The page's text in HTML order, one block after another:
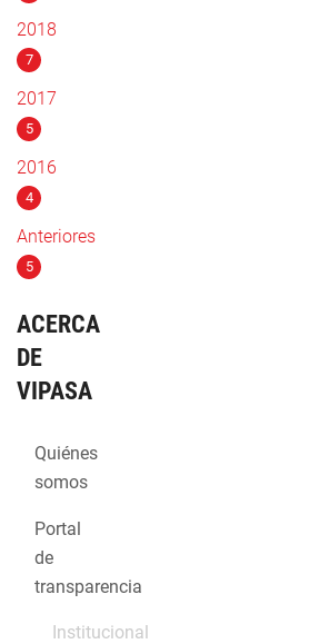
2018
7
2017
5
2016
4
Anteriores
5
ACERCA
DE
VIPASA
Quiénes
somos
Portal
de
transparencia
Institucional